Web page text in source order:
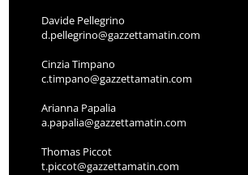
Davide Pellegrino
d.pellegrino@gazzettamatin.com
Cinzia Timpano
c.timpano@gazzettamatin.com
Arianna Papalia
a.papalia@gazzettamatin.com
Thomas Piccot
t.piccot@gazzettamatin.com